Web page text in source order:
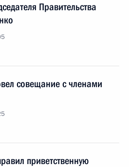
Правительства
совещание с членами
приветственную